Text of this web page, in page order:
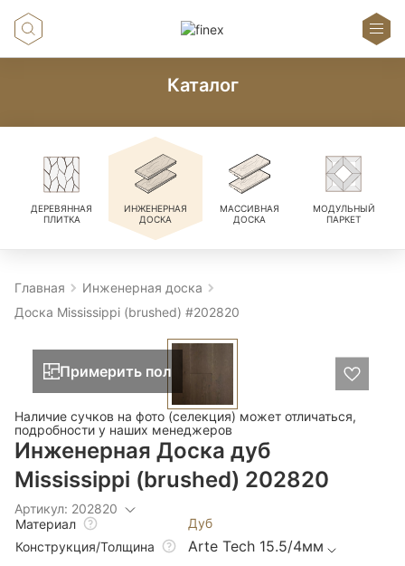
Каталог
ДЕРЕВЯННАЯ
ПЛИТКА
ИНЖЕНЕРНАЯ
ДОСКА
МАССИВНАЯ
ДОСКА
МОДУЛЬНЫЙ
ПАРКЕТ
Главная
Инженерная доска
Доска Mississippi (brushed) #202820
Примерить пол
Наличие сучков на фото (селекция) может отличаться,
подробности у наших менеджеров
Инженерная Доска дуб
Mississippi (brushed) 202820
Артикул: 202820
Материал
Дуб
Конструкция/Толщина
Arte Tech 15.5/4мм